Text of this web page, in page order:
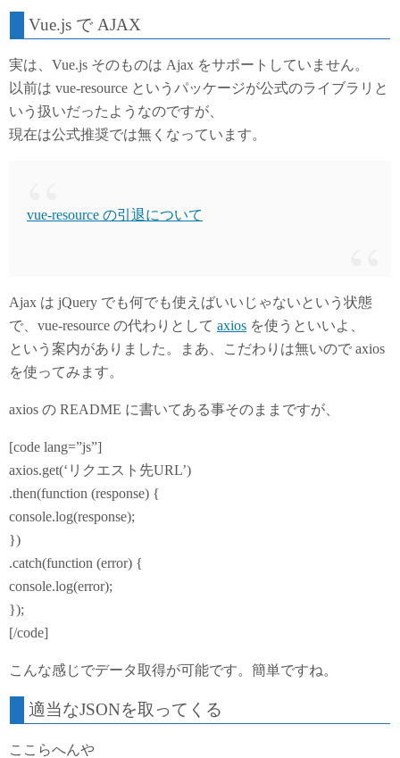
Vue.js で AJAX
実は、Vue.js そのものは Ajax をサポートしていません。
以前は vue-resource というパッケージが公式のライブラリと
いう扱いだったようなのですが、
現在は公式推奨では無くなっています。
vue-resource の引退について
Ajax は jQuery でも何でも使えばいいじゃないという状態
で、vue-resource の代わりとして axios を使うといいよ、
という案内がありました。まあ、こだわりは無いので axios
を使ってみます。
axios の README に書いてある事そのままですが、
[code lang=”js”]
axios.get(‘リクエスト先URL’)
.then(function (response) {
console.log(response);
})
.catch(function (error) {
console.log(error);
});
[/code]
こんな感じでデータ取得が可能です。簡単ですね。
適当なJSONを取ってくる
ここらへんや